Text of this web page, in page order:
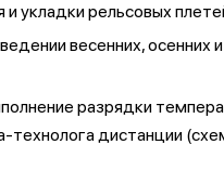
укладки рельсовых
весенних,
разрядки
технолога дистанции